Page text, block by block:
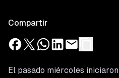
Compartir
El pasado miércoles